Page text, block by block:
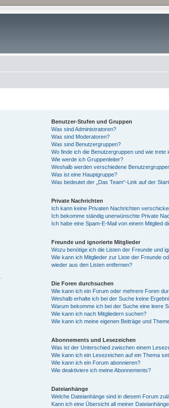
Benutzer-Stufen und Gruppen
Was sind Administratoren?
Was sind Moderatoren?
Was sind Benutzergruppen?
Wo finde ich die Benutzergruppen und wie trete
Wie werde ich Gruppenleiter?
Weshalb werden verschiedene
Was ist eine Hauptgruppe?
Was bedeutet der „Das Team“-Link auf der
Private Nachrichten
Ich kann keine Privaten Nachrichten
Ich bekomme ständig unerwünschte Private
Ich habe eine Spam-E-Mail von einem Mitglied
Freunde und ignorierte Mitglieder
Wozu benötige ich die Listen der Freunde und
Wie kann ich Mitglieder zur Liste der Freunde
wieder aus den Listen entfernen?
Die Foren durchsuchen
Wie kann ich ein Forum oder mehrere Foren
Weshalb erhalte ich bei der Suche keine
Warum bekomme ich bei der Suche eine leere
Wie kann ich nach Mitgliedern suchen?
Wie kann ich meine eigenen Beiträge und
Abonnements und Lesezeichen
Was ist der Unterschied zwischen einem
Wie kann ich ein Lesezeichen auf ein Thema
Wie kann ich ein Forum abonnieren?
Wie deaktiviere ich meine Abonnements?
Dateianhänge
Welche Dateianhänge sind in diesem Forum
Kann ich eine Übersicht all meiner